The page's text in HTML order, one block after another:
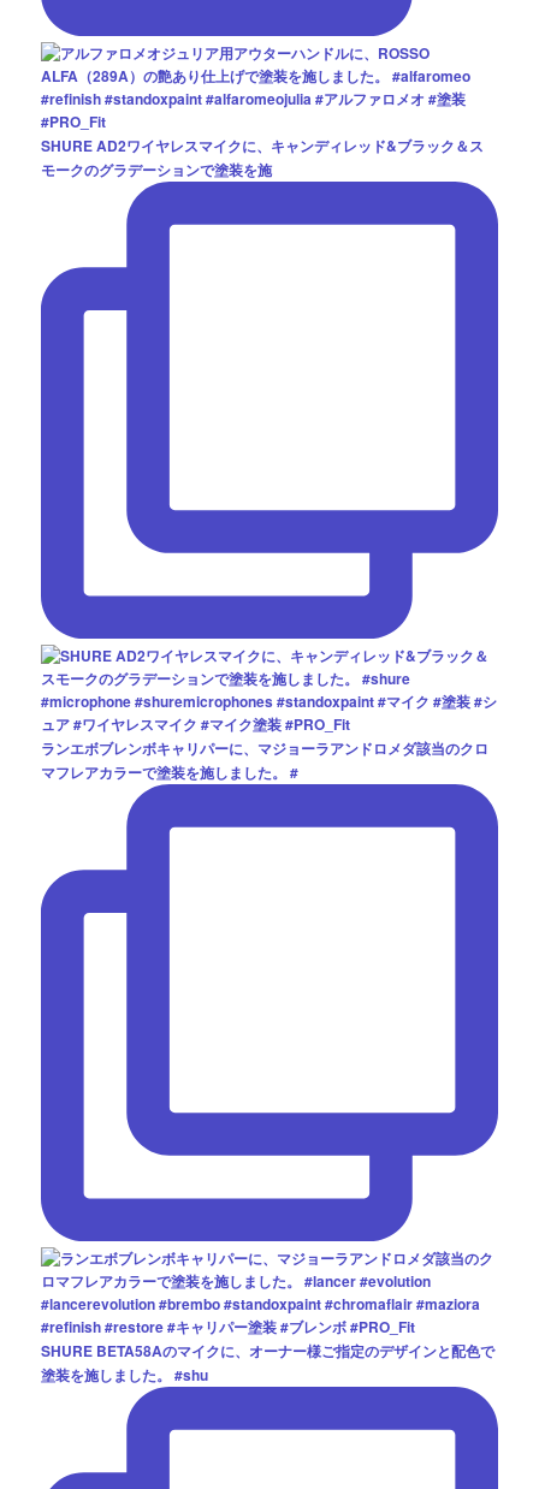
SHURE AD2ワイヤレスマイクに、キャンディレッド&ブラック＆ス
モークのグラデーションで塗装を施
ランエボブレンボキャリパーに、マジョーラアンドロメダ該当のクロ
マフレアカラーで塗装を施しました。 #
SHURE BETA58Aのマイクに、オーナー様ご指定のデザインと配色で
塗装を施しました。 #shu